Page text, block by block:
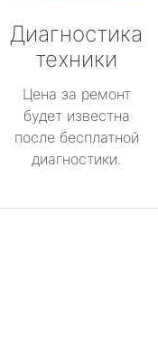
Диагностика
техники
Цена за ремонт
будет известна
после бесплатной
диагностики.